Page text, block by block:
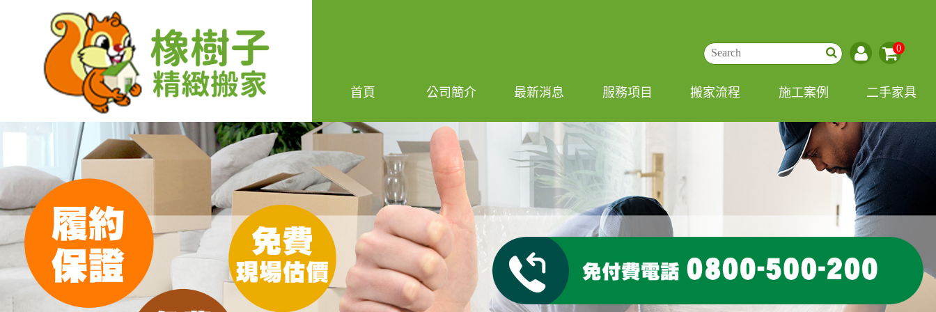
0
首頁 公司簡介 最新消息 服務項目 搬家流程 施工案例 二手家具